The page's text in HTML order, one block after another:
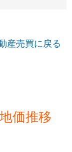
産売買に戻る
価推移